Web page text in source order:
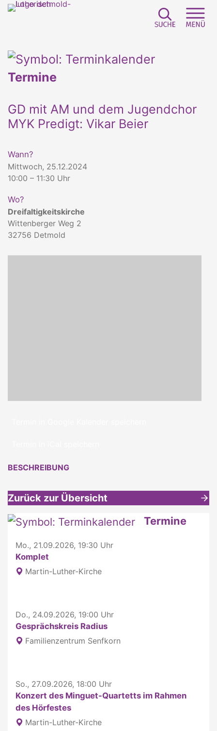
Termine
GD mit AM und dem Jugendchor
MYK Predigt: Vikar Beier
Wann?
Mittwoch, 25.12.2024
10:00 – 11:30 Uhr
Wo?
Dreifaltigkeitskirche
Wittenberger Weg 2
32756 Detmold
BESCHREIBUNG
Zurück zur Übersicht
Weitere interessante Inhalte Termine
Mo., 21.09.2026, 19:30 Uhr
Komplet
Martin-Luther-Kirche
Do., 24.09.2026, 19:00 Uhr
Gesprächskreis Radius
Familienzentrum Senfkorn
So., 27.09.2026, 18:00 Uhr
Konzert des Minguet-Quartetts im Rahmen
des Hörfestes
Martin-Luther-Kirche